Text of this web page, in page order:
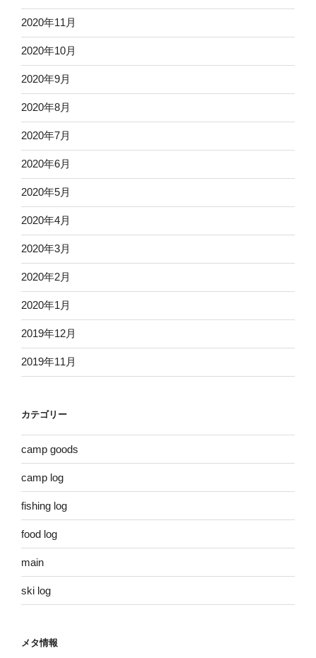
2020年11月
2020年10月
2020年9月
2020年8月
2020年7月
2020年6月
2020年5月
2020年4月
2020年3月
2020年2月
2020年1月
2019年12月
2019年11月
カテゴリー
camp goods
camp log
fishing log
food log
main
ski log
メタ情報